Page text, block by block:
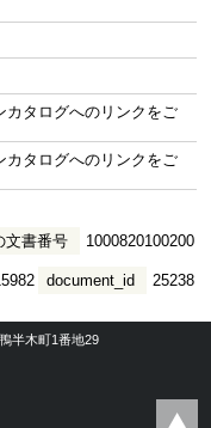
カタログへのリンクをご
カタログへのリンクをご
文書番号 1000820100200
document_id 25238
半木町1番地29